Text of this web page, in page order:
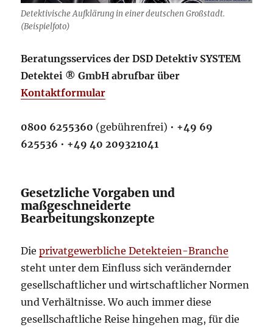
Detektivische Aufklärung in einer deutschen Großstadt.
(Beispielfoto)
Beratungsservices der DSD Detektiv SYSTEM
Detektei ® GmbH abrufbar über
Kontaktformular
0800 6255360 (gebührenfrei) • +49 69
625536 • +49 40 209321041
Gesetzliche Vorgaben und
maßgeschneiderte
Bearbeitungskonzepte
Dieprivatgewerbliche Detekteien-Branche
steht unter dem Einfluss sich verändernder
gesellschaftlicher und wirtschaftlicher Normen
und Verhältnisse. Wo auch immer diese
gesellschaftliche Reise hingehen mag, für die